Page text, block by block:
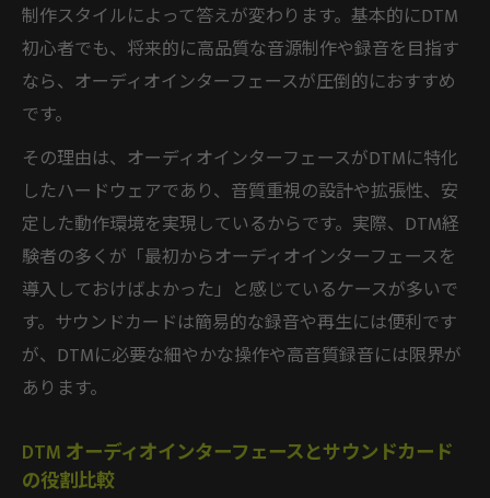
制作スタイルによって答えが変わります。基本的にDTM
初心者でも、将来的に高品質な音源制作や録音を目指す
なら、オーディオインターフェースが圧倒的におすすめ
です。
その理由は、オーディオインターフェースがDTMに特化
したハードウェアであり、音質重視の設計や拡張性、安
定した動作環境を実現しているからです。実際、DTM経
験者の多くが「最初からオーディオインターフェースを
導入しておけばよかった」と感じているケースが多いで
す。サウンドカードは簡易的な録音や再生には便利です
が、DTMに必要な細やかな操作や高音質録音には限界が
あります。
DTM オーディオインターフェースとサウンドカード
の役割比較